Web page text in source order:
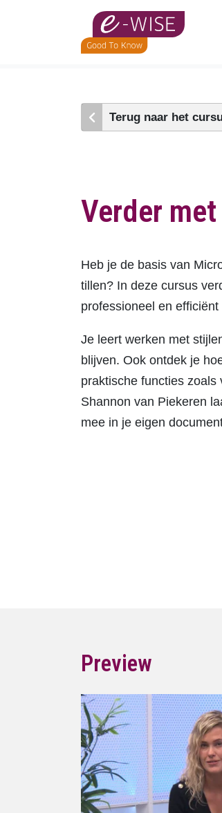
Terug naar het
Verder
Heb je de basis van
tillen? In deze cursus
professioneel en
Je leert werken met
blijven. Ook ontdek je
praktische functies
Shannon van Piekeren
mee in je eigen
Preview